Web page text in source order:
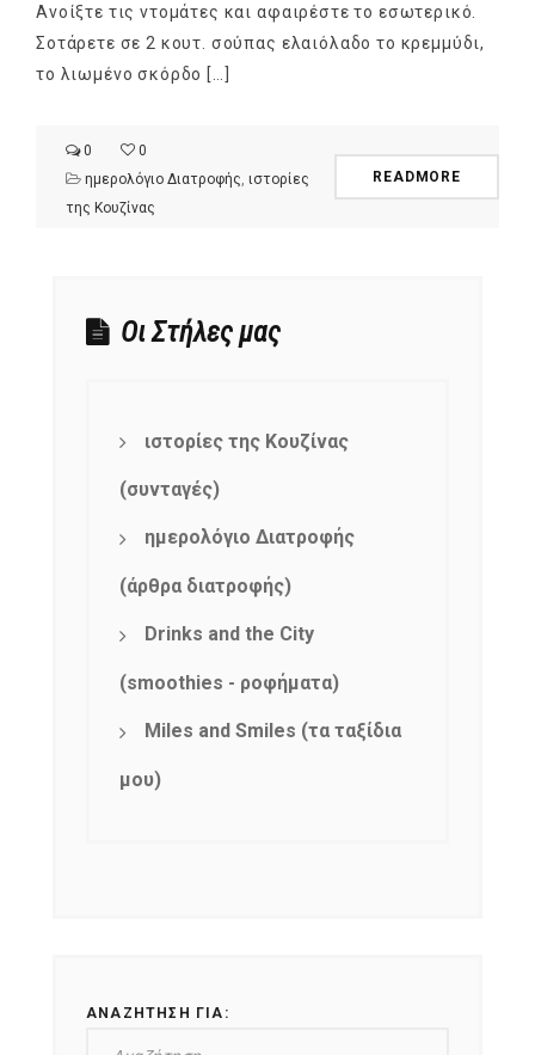
Ανοίξτε τις ντομάτες και αφαιρέστε το εσωτερικό.
Σοτάρετε σε 2 κουτ. σούπας ελαιόλαδο το κρεμμύδι,
το λιωμένο σκόρδο […]
0
0
ημερολόγιο Διατροφής ιστορίες
της Κουζίνας
READMORE
Οι Στήλες μας
ιστορίες της Κουζίνας
(συνταγές)
ημερολόγιο Διατροφής
(άρθρα διατροφής)
Drinks and the City
(smoothies - ροφήματα)
Miles and Smiles (τα ταξίδια
μου)
ΑΝΑΖΉΤΗΣΗ ΓΙΑ: